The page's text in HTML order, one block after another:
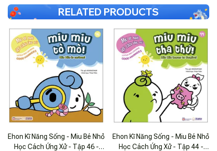
RELATED PRODUCTS
Ehon Kĩ Năng Sống - Miu Bé Nhỏ
Học Cách Ứng Xử - Tập 46 -
Ehon Kĩ Năng Sống - Miu Bé Nhỏ
Học Cách Ứng Xử - Tập 44 -